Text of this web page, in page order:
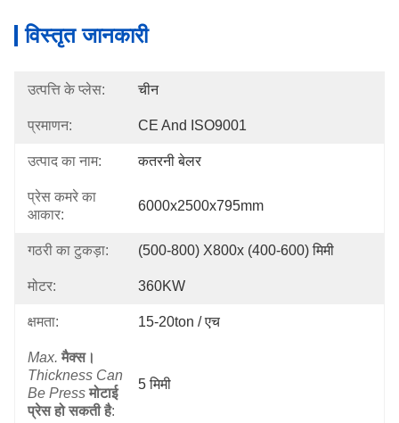
विस्तृत जानकारी
उत्पत्ति के प्लेस: चीन
प्रमाणन: CE And ISO9001
उत्पाद का नाम: कतरनी बेलर
प्रेस कमरे का
आकार:
6000x2500x795mm
गठरी का टुकड़ा: (500-800) X800x (400-600) मिमी
मोटर: 360KW
क्षमता: 15-20ton / एच
Max. मैक्स।
Thickness Can
Be Press मोटाई
प्रेस हो सकती है:
5 मिमी